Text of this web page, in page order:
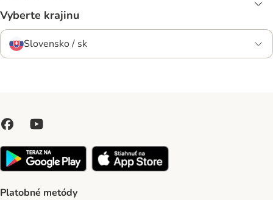
Vyberte krajinu
Slovensko / sk
Platobné metódy